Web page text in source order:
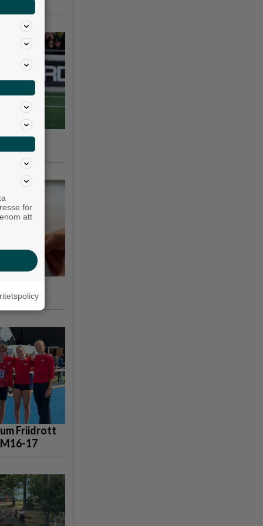
Friidrott
17
för
att